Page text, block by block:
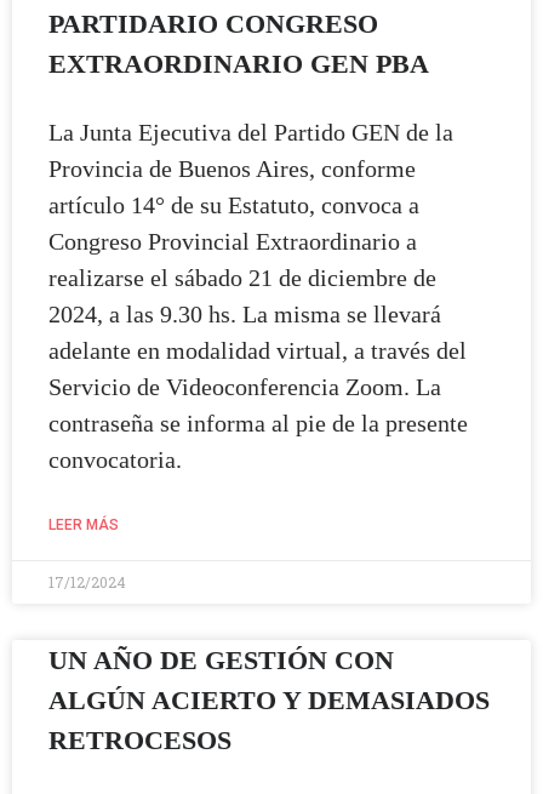
PARTIDARIO CONGRESO
EXTRAORDINARIO GEN PBA
La Junta Ejecutiva del Partido GEN de la
Provincia de Buenos Aires, conforme
artículo 14° de su Estatuto, convoca a
Congreso Provincial Extraordinario a
realizarse el sábado 21 de diciembre de
2024, a las 9.30 hs. La misma se llevará
adelante en modalidad virtual, a través del
Servicio de Videoconferencia Zoom. La
contraseña se informa al pie de la presente
convocatoria.
LEER MÁS
17/12/2024
UN AÑO DE GESTIÓN CON
ALGÚN ACIERTO Y DEMASIADOS
RETROCESOS